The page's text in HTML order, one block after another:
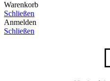
Warenkorb
Schließen
Anmelden
Schließen